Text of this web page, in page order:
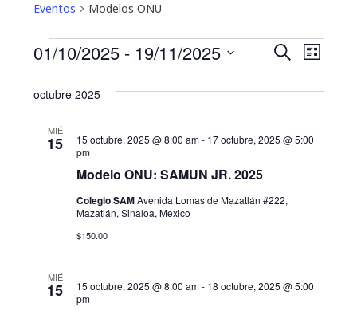
Eventos Modelos ONU
Eventos
B
ú
q
e
B
s
r
N
e
n
L
s
01/10/2025 - 19/11/2025
e
octubre 2025
MIÉ
15
Modelo ONU: SAMUN JR. 2025
15 octubre, 2025 @ 8:00 am- 17 octubre, 2025 @ 5:00
pm
Colegio SAMAvenida Lomas de Mazatlán #222,
Mazatlán, Sinaloa, Mexico
$150.00
MIÉ
15 15 octubre, 2025 @ 8:00 am- 18 octubre, 2025 @ 5:00
pm